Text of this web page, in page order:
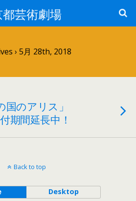
都芸術劇場
› 5月 28th, 2018
国のアリス」
期間延長中！
Back to top
Desktop